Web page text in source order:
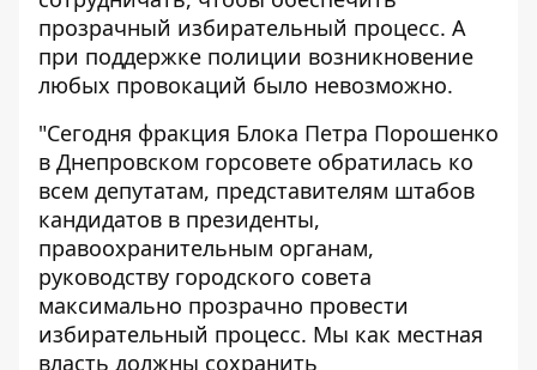
прозрачный избирательный процесс. А
при поддержке полиции возникновение
любых провокаций было невозможно.
"Сегодня фракция Блока Петра Порошенко
в Днепровском горсовете обратилась ко
всем депутатам, представителям штабов
кандидатов в президенты,
правоохранительным органам,
руководству городского совета
максимально прозрачно провести
избирательный процесс. Мы как местная
власть должны сохранить